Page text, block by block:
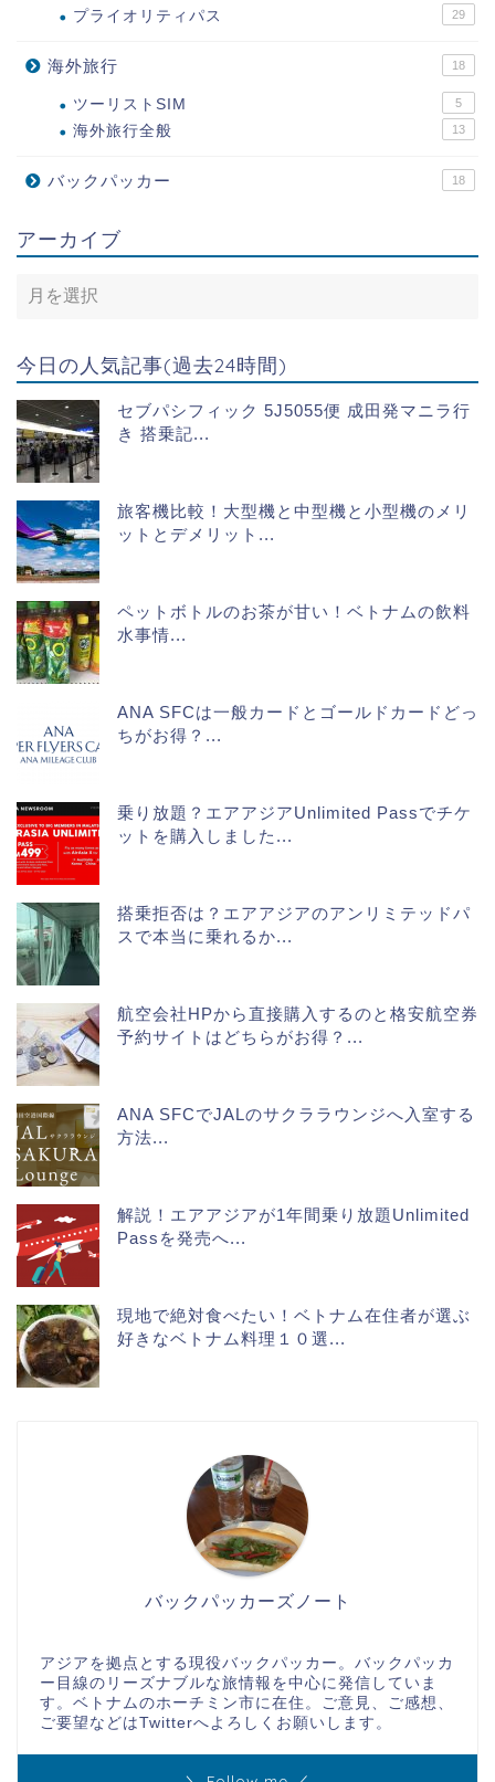
プライオリティパス 29
海外旅行 18
ツーリストSIM 5
海外旅行全般 13
バックパッカー 18
アーカイブ
今日の人気記事(過去24時間)
セブパシフィック 5J5055便 成田発マニラ行
き 搭乗記...
旅客機比較！大型機と中型機と小型機のメリ
ットとデメリット...
ペットボトルのお茶が甘い！ベトナムの飲料
水事情...
ANA SFCは一般カードとゴールドカードどっ
ちがお得？...
乗り放題？エアアジアUnlimited Passでチケ
ットを購入しました...
搭乗拒否は？エアアジアのアンリミテッドパ
スで本当に乗れるか...
航空会社HPから直接購入するのと格安航空券
予約サイトはどちらがお得？...
ANA SFCでJALのサクララウンジへ入室する
方法...
解説！エアアジアが1年間乗り放題Unlimited
Passを発売へ...
現地で絶対食べたい！ベトナム在住者が選ぶ
好きなベトナム料理１０選...
バックパッカーズノート
アジアを拠点とする現役バックパッカー。バックパッカ
ー目線のリーズナブルな旅情報を中心に発信していま
す。ベトナムのホーチミン市に在住。ご意見、ご感想、
ご要望などはTwitterへよろしくお願いします。